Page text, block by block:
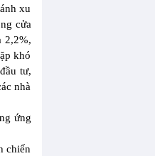
xu
cửa
2,2%,
khó
tư,
nhà
ứng
chiến